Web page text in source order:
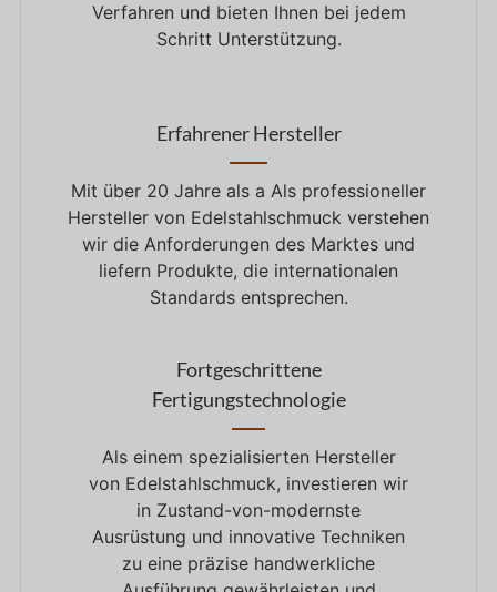
Verfahren und bieten Ihnen bei jedem
Schritt Unterstützung.
Erfahrener Hersteller
Mit über 20 Jahre als a Als professioneller
Hersteller von Edelstahlschmuck verstehen
wir die Anforderungen des Marktes und
liefern Produkte, die internationalen
Standards entsprechen.
Fortgeschrittene
Fertigungstechnologie
Alseinem spezialisierten Hersteller
von Edelstahlschmuck, investieren wir
in Zustand-von-modernste
Ausrüstung und innovative Techniken
zu eine präzise handwerkliche